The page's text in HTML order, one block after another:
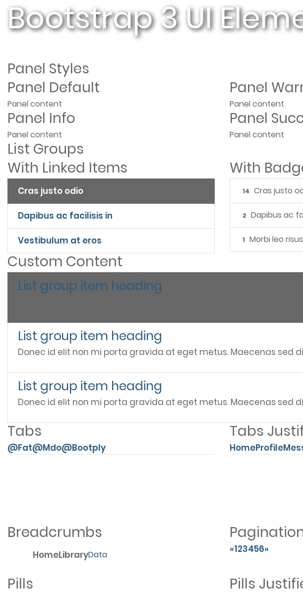
Bootstrap 3 UI
Panel Styles
Panel Default
Panel content
Panel Info
Panel content
Panel
Panel content
Panel
Panel content
List Groups
With Linked Items
Cras justo odio
Dapibus ac facilisis in
Vestibulum at eros
With
14 Cras justo
2 Dapibus ac
1 Morbi leo risus
Custom Content
List group item heading
List group item heading
Donec id elit non mi porta gravida at eget metus. Maecenas sed
List group item heading
Donec id elit non mi porta gravida at eget metus. Maecenas sed
Tabs
@Fat@Mdo@Bootply
Tabs
HomeProfile
Breadcrumbs
HomeLibraryData «123456»
Pills Pills